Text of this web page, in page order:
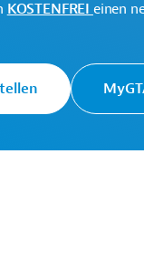
KOSTENFREI einen